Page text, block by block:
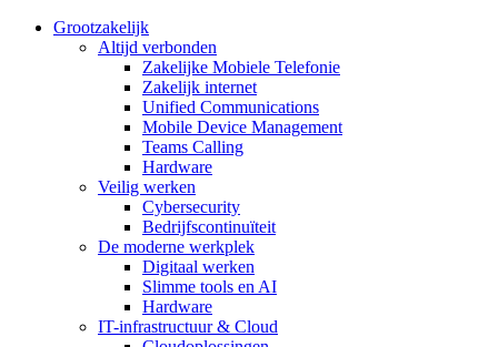
Grootzakelijk
Altijd verbonden
Zakelijke Mobiele Telefonie
Zakelijk internet
Unified Communications
Mobile Device Management
Teams Calling
Hardware
Veilig werken
Cybersecurity
Bedrijfscontinuïteit
De moderne werkplek
Digitaal werken
Slimme tools en AI
Hardware
IT-infrastructuur & Cloud